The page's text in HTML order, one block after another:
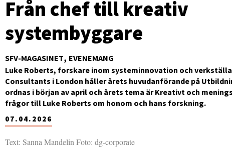
SFV-MAGASINET EVENEMANG
Från chef till kreativ
systembyggare
07.04.2026
Luke Roberts, forskare inom systeminnovation och
Consultants i London håller årets huvudanförande på
ordnas i början av april och årets tema är Kreativt och
frågor till Luke Roberts om honom och hans forskning.
Text: Sanna Mandelin Foto: dg-corporate